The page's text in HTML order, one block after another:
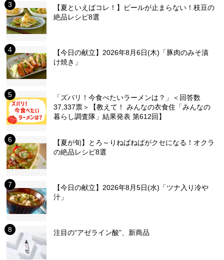
【夏といえばコレ！】ビールが止まらない！枝豆の
絶品レシピ8選
【今日の献立】2026年8月6日(木)「豚肉のみそ漬
け焼き」
「ズバリ！今食べたいラーメンは？」＜回答数
37,337票＞【教えて！ みんなの衣食住「みんなの
暮らし調査隊」結果発表 第612回】
【夏が旬】とろ～りねばねばがクセになる！オクラ
の絶品レシピ8選
【今日の献立】2026年8月5日(水)「ツナ入り冷や
汁」
注目の“アゼライン酸”、新商品